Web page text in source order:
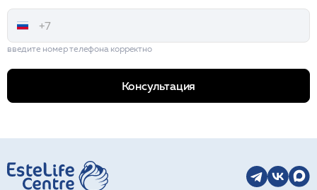
введите номер телефона корректно
Консультация